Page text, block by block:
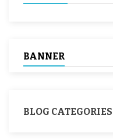
BANNER
BLOG CATEGORIES